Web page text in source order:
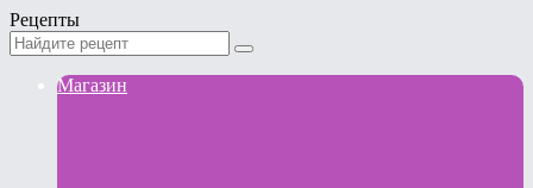
Рецепты
Магазин